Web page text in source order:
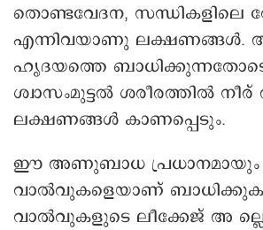
തൊണ്ടവേദന, സന്ധികളിലെ
എന്നിവയാണു
ഹൃദയത്തെ ബാധിക്കുന്നതോടെ
ശ്വാസംമുട്ടൽ ശരീരത്തിൽ
ലക്ഷണങ്ങൾ കാണപ്പെടും.
ഈ അണുബാധ പ്രധാനമായും
വാൽ‌വുകളെയാണ്
വാൽവുകളുടെ ലീക്കേജ് അ